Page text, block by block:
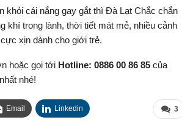
khỏi cái nắng gay gắt thì Đà Lạt Chắc chắn
khí trong lành, thời tiết mát mẻ, nhiều cảnh
xịn dành cho giới trẻ.
hoặc gọi tới Hotline: 0886 00 86 85 của
nhé!
3
Email Linkedin